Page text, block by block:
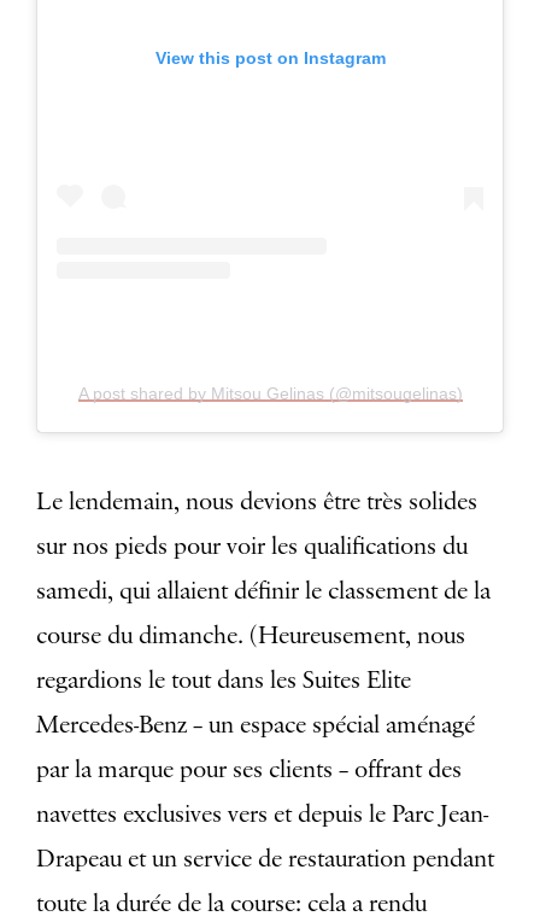
View this post on Instagram
A post shared by Mitsou Gelinas (@mitsougelinas)
Le lendemain, nous devions être très solides
sur nos pieds pour voir les qualifications du
samedi, qui allaient définir le classement de la
course du dimanche. (Heureusement, nous
regardions le tout dans les Suites Elite
Mercedes-Benz – un espace spécial aménagé
par la marque pour ses clients – offrant des
navettes exclusives vers et depuis le Parc Jean-
Drapeau et un service de restauration pendant
toute la durée de la course: cela a rendu